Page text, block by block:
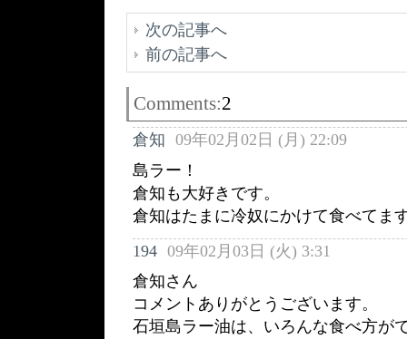
次の記事へ
前の記事へ
Comments:2
倉知 09年02月02日 (月) 22:09
島ラー！
倉知も大好きです。
倉知はたまに冷奴にかけて食べてま
194 09年02月03日 (火) 3:31
倉知さん
コメントありがとうございます。
石垣島ラー油は、いろんな食べ方が